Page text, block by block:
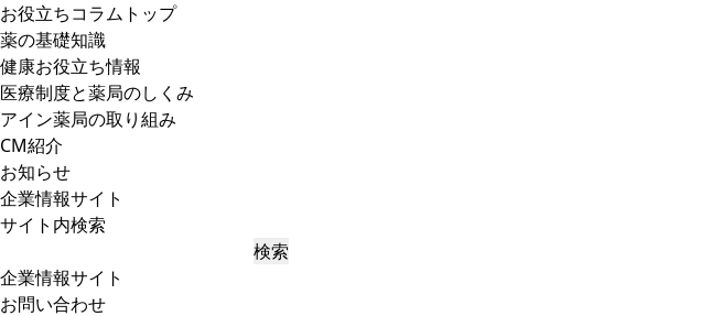
お役立ちコラムトップ
薬の基礎知識
健康お役立ち情報
医療制度と薬局のしくみ
アイン薬局の取り組み
CM紹介
お知らせ
企業情報サイト
サイト内検索
検索
企業情報サイト
お問い合わせ